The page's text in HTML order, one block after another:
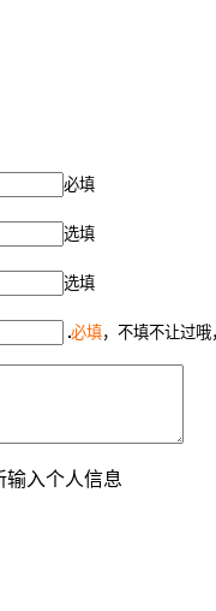
必填
选填
选填
必填，不填不让过
输入个人信息